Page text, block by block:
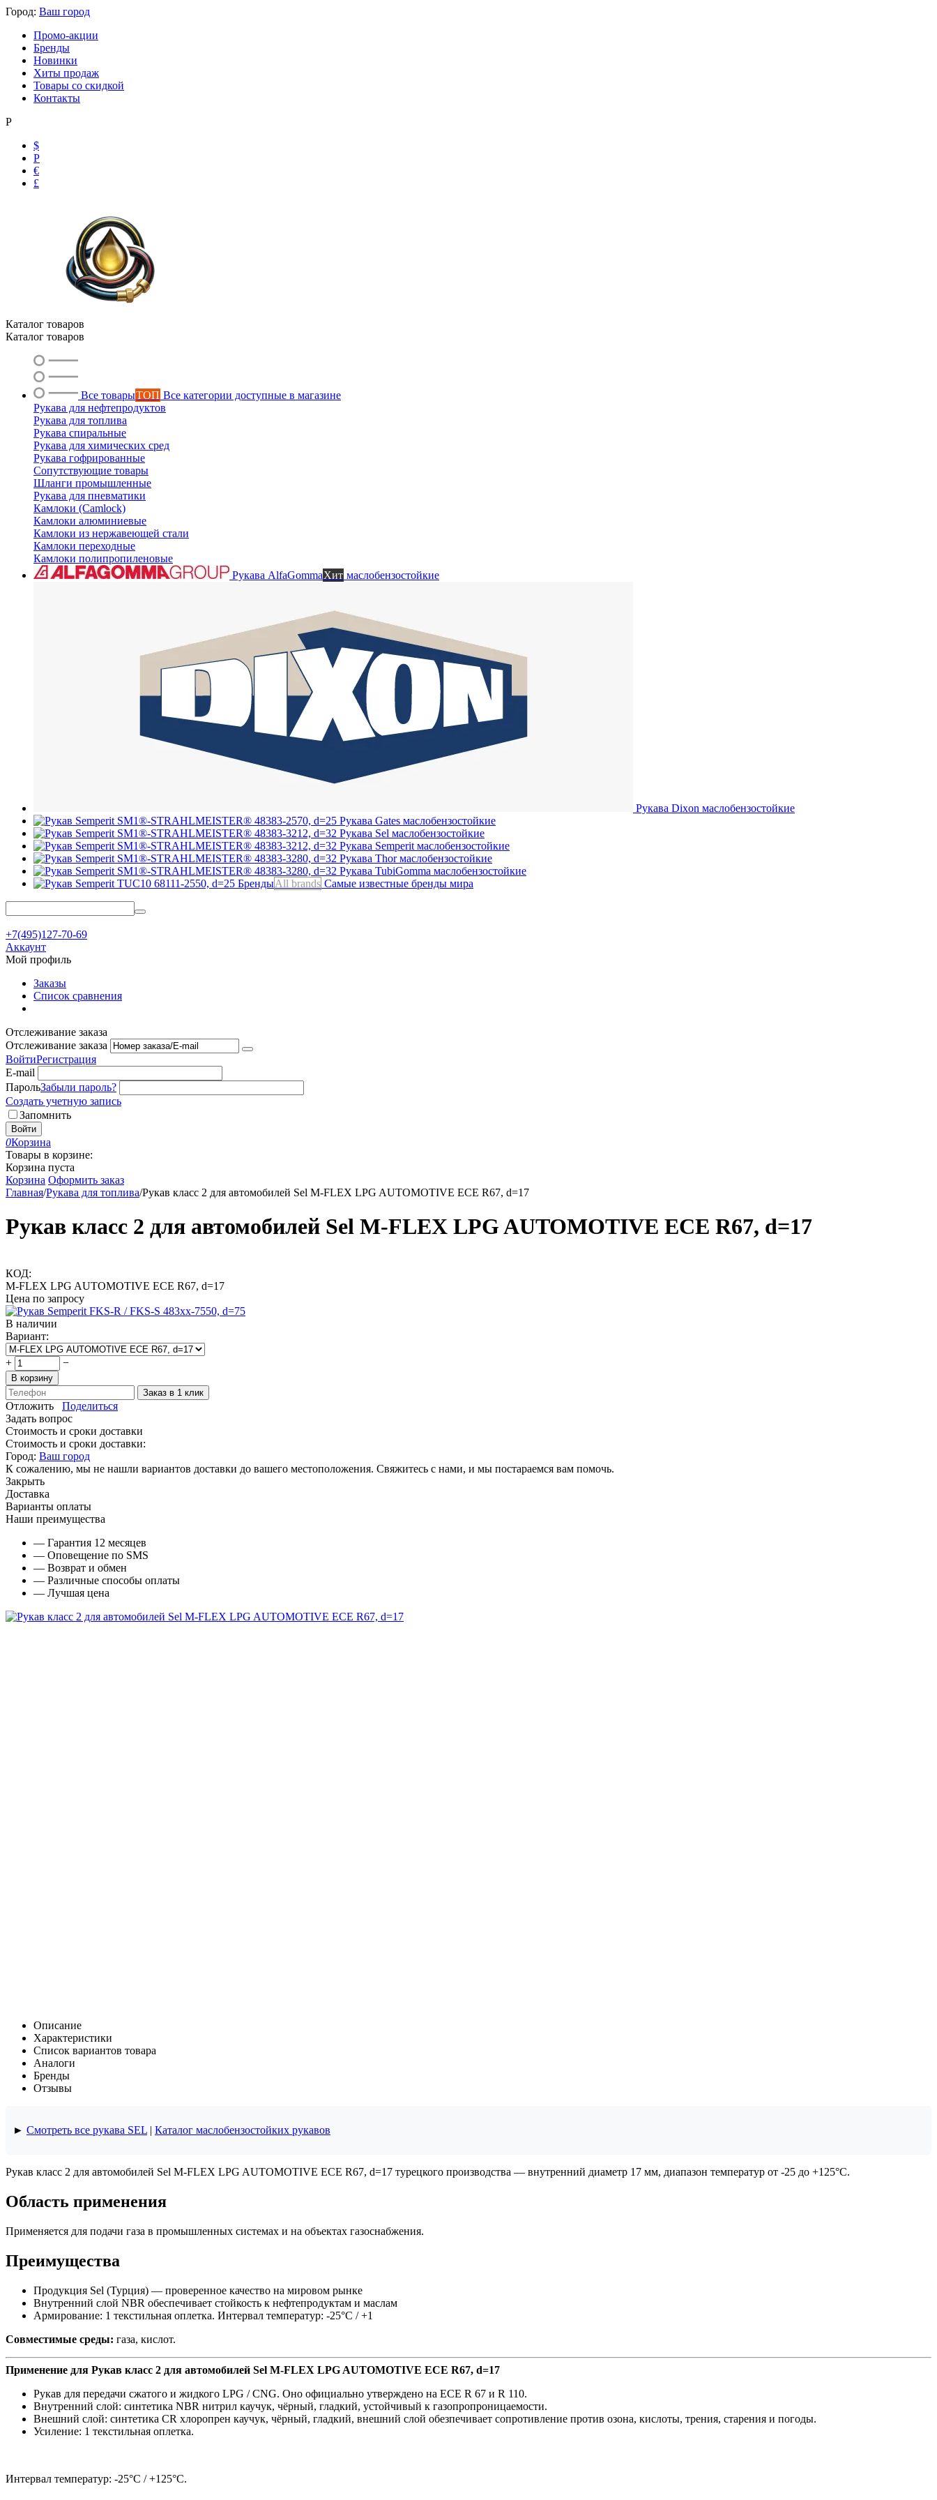
Город: Ваш город
Промо-акции
Бренды
Новинки
Хиты продаж
Товары со скидкой
Контакты
Р
$
Р
€
£
Каталог товаров
Каталог товаров
Все товарыТОП Все категории доступные в магазине
Рукава для нефтепродуктов
Рукава для топлива
Рукава спиральные
Рукава для химических сред
Рукава гофрированные
Сопутствующие товары
Шланги промышленные
Рукава для пневматики
Камлоки (Camlock)
Камлоки алюминиевые
Камлоки из нержавеющей стали
Камлоки переходные
Камлоки полипропиленовые
Рукава AlfaGommaХит маслобензостойкие
Рукава Dixon маслобензостойкие
Рукава Gates маслобензостойкие
Рукава Sel маслобензостойкие
Рукава Semperit маслобензостойкие
Рукава Thorмаслобензостойкие
Рукава TubiGomma маслобензостойкие
БрендыAll brands Самые известные бренды мира
+7(495)127-70-69
Аккаунт
Мой профиль
Заказы
Список сравнения
Отслеживание заказа
Отслеживание заказа
ВойтиРегистрация
E-mail
ПарольЗабыли пароль?
Создать учетную запись
Запомнить
Войти
0Корзина
Товары в корзине:
Корзина пуста
Корзина Оформить заказ
Главная/Рукава для топлива/Рукав класс 2 для автомобилей Sel M-FLEX LPG AUTOMOTIVE ECE R67, d=17
Рукав класс 2 для автомобилей Sel M-FLEX LPG AUTOMOTIVE ECE R67, d=17
КОД:
M-FLEX LPG AUTOMOTIVE ECE R67, d=17
Цена по запросу
В наличии
Вариант:
+ −
В корзину
Заказ в 1 клик
Отложить
Поделиться
Задать вопрос
Стоимость и сроки доставки
Стоимость и сроки доставки:
Город: Ваш город
К сожалению, мы не нашли вариантов доставки до вашего местоположения. Свяжитесь с нами, и мы постараемся вам помочь.
Закрыть
Доставка
Варианты оплаты
Наши преимущества
— Гарантия 12 месяцев
— Оповещение по SMS
— Возврат и обмен
— Различные способы оплаты
— Лучшая цена
Описание
Характеристики
Список вариантов товара
Аналоги
Бренды
Отзывы
► Смотреть все рукава SEL | Каталог маслобензостойких рукавов
Рукав класс 2 для автомобилей Sel M-FLEX LPG AUTOMOTIVE ECE R67, d=17 турецкого производства — внутренний диаметр 17 мм, диапазон температур от -25 до +125°C.
Область применения
Применяется для подачи газа в промышленных системах и на объектах газоснабжения.
Преимущества
Продукция Sel (Турция) — проверенное качество на мировом рынке
Внутренний слой NBR обеспечивает стойкость к нефтепродуктам и маслам
Армирование: 1 текстильная оплетка. Интервал температур: -25°C / +1
Совместимые среды: газа, кислот.
Применение для Рукав класс 2 для автомобилей Sel M-FLEX LPG AUTOMOTIVE ECE R67, d=17
Рукав для передачи сжатого и жидкого LPG / CNG. Оно официально утверждено на ECE R 67 и R 110.
Внутренний слой: синтетика NBR нитрил каучук, чёрный, гладкий, устойчивый к газопропроницаемости.
Внешний слой: синтетика CR хлоропрен каучук, чёрный, гладкий, внешний слой обезпечивает сопротивление против озона, кислоты, трения, старения и погоды.
Усиление: 1 текстильная оплетка.
Интервал температур: -25°C / +125°C.